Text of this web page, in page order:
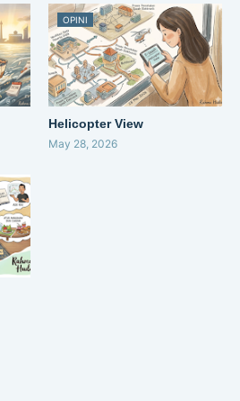
OPINI
Helicopter View
May 28, 2026